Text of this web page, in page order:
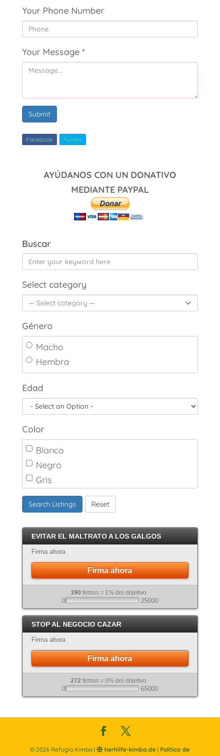
Your Phone Number
Your Message *
Submit
Facebook Twitter
AYÚDANOS CON UN DONATIVO
MEDIANTE PAYPAL
Buscar
Select category
Género
Macho
Hembra
Edad
Color
Blanco
Negro
Gris
Marrón
Canela
Crema
Atigrado
Search Listings Reset
EVITAR EL MALTRATO A LOS GALGOS
Firma ahora
Firma ahora
190 firmas = 1% del objetivo
0 25000
STOP AL NEGOCIO CAZAR
Firma ahora
Firma ahora
272 firmas = 0% del objetivo
0 65000
©2026 Refugio Kimba | tierhilfe-kimba.de | Política de